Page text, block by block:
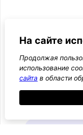
Ещё
2021 — 2026 -
Курсы,
На сайте
Продолжая
использование
сайта в области